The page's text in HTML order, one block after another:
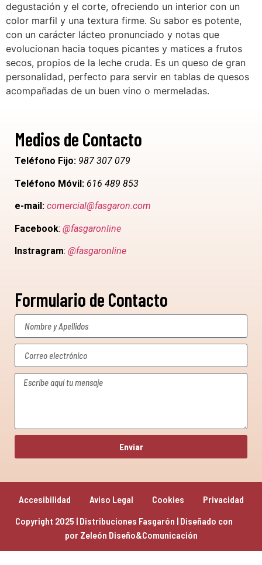
degustación y el corte, ofreciendo un interior con un
color marfil y una textura firme. Su sabor es potente,
con un carácter lácteo pronunciado y notas que
evolucionan hacia toques picantes y matices a frutos
secos, propios de la leche cruda. Es un queso de gran
personalidad, perfecto para servir en tablas de quesos
acompañadas de un buen vino o mermeladas.
Medios de Contacto
Teléfono Fijo: 987 307 079
Teléfono Móvil: 616 489 853
e-mail: comercial@fasgaron.com
Facebook: @fasgaronline
Instragram: @fasgaronline
Enviar
Formulario de Contacto
Copyright 2025 | Distribuciones Fasgarón | Diseñado con
por Zeleón Diseño&Comunicación
Accesibilidad Aviso Legal Cookies Privacidad